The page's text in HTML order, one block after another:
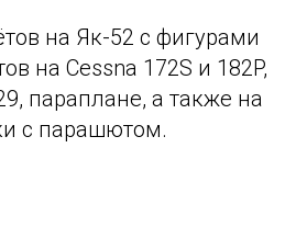
на Як-52 с фигурами
на Cessna 172S и 182P,
параплане, а также на
с парашютом.